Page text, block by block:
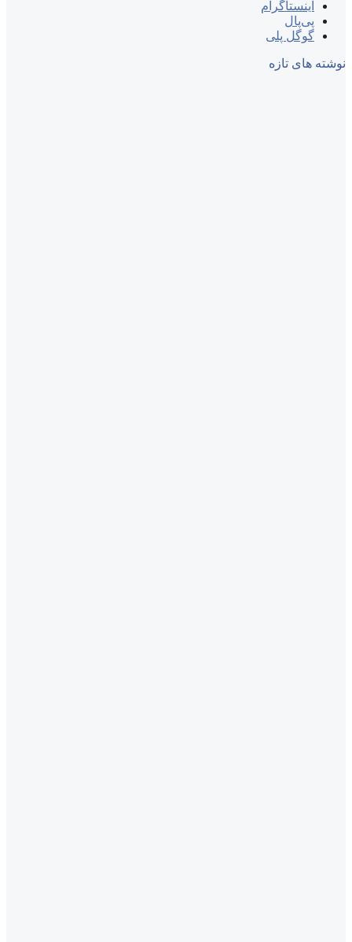
اینستاگرام
پی‌پال
گوگل پلی
نوشته های تازه